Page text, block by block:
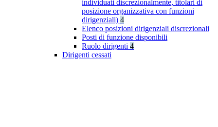
individuati discrezionalmente, titolari di
posizione organizzativa con funzioni
dirigenziali) 4
Elenco posizioni dirigenziali discrezionali
Posti di funzione disponibili
Ruolo dirigenti 4
Dirigenti cessati